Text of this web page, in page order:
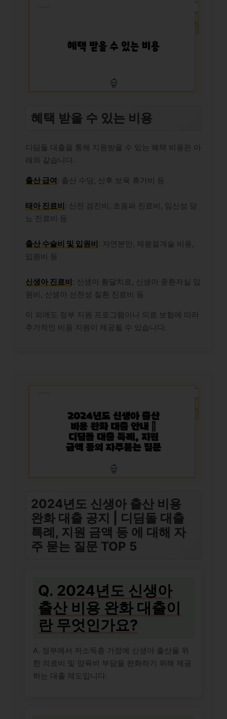
혜택 받을 수 있는 비용
디딤돌 대출을 통해 지원받을 수 있는 혜택 비용은 아
래와 같습니다.
출산 급여: 출산 수당, 산후 보육 휴가비 등
태아 진료비: 산전 검진비, 초음파 진료비, 임신성 당
뇨 진료비 등
출산 수술비 및 입원비: 자연분만, 제왕절개술 비용,
입원비 등
신생아 진료비: 신생아 황달치료, 신생아 중환자실 입
원비, 신생아 선천성 질환 진료비 등
이 외에도 정부 지원 프로그램이나 의료 보험에 따라
추가적인 비용 지원이 제공될 수 있습니다.
2024년도 신생아 출산 비용
완화 대출 공지 | 디딤돌 대출
특례, 지원 금액 등 에 대해 자
주 묻는 질문 TOP 5
Q. 2024년도 신생아
출산 비용 완화 대출이
란 무엇인가요?
A. 정부에서 저소득층 가정에 신생아 출산을 위
한 의료비 및 양육비 부담을 완화하기 위해 제공
하는 대출 제도입니다.